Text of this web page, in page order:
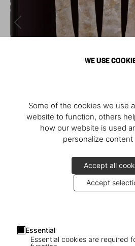
WE USE
Some of the cookies we use
website to function, others
how our website is used
personalize content
Accept all
Accept
Essential
Essential cookies are required